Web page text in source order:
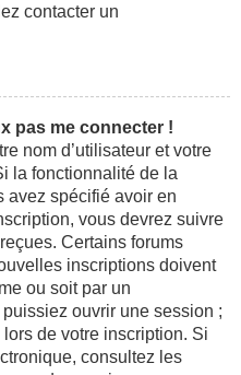
contacter un
pas me connecter !
nom d’utilisateur et votre
la fonctionnalité de la
avez spécifié avoir en
vous devrez suivre
Certains forums
inscriptions doivent
ou soit par un
ouvrir une session ;
de votre inscription. Si
consultez les